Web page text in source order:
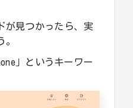
が見つかったら、実
。
」というキーワー